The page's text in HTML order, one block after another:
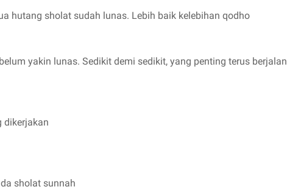
hutang sholat sudah lunas. Lebih baik kelebihan qodho
yakin lunas. Sedikit demi sedikit, yang penting terus berjalan
dikerjakan
sholat sunnah